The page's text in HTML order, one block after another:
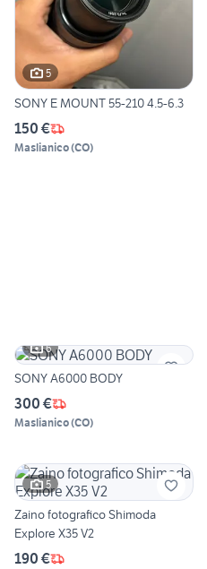
5
SONY E MOUNT 55-210 4.5-6.3
150 €
Maslianico(CO)
6
SONY A6000 BODY
300 €
Maslianico(CO)
5
Zaino fotografico Shimoda
Explore X35 V2
190 €